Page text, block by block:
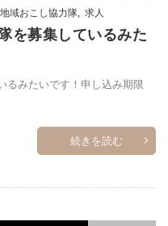
地域おこし協力隊 求人
を募集しているみた
るみたいです！申し込み期限
続きを読む